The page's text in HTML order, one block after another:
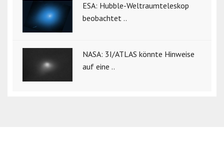
ESA: Hubble-Weltraumteleskop
beobachtet ..
NASA: 3I/ATLAS könnte Hinweise
auf eine ..